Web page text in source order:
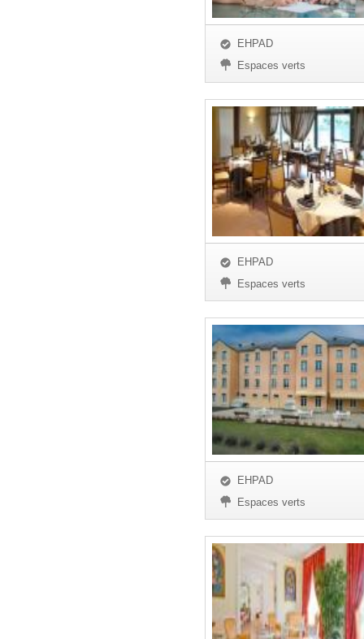
EHPAD
Espaces verts
EHPAD
Espaces verts
EHPAD
Espaces verts